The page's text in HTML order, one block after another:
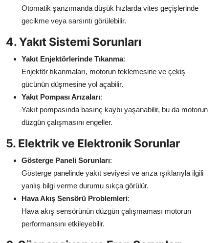
Otomatik şanzımanda düşük hızlarda vites geçişlerinde
gecikme veya sarsıntı görülebilir.
4. Yakıt Sistemi Sorunları
Yakıt Enjektörlerinde Tıkanma:
Enjektör tıkanmaları, motorun teklemesine ve çekiş
gücünün düşmesine yol açabilir.
Yakıt Pompası Arızaları:
Yakıt pompasında basınç kaybı yaşanabilir, bu da motorun
düzgün çalışmasını engeller.
5. Elektrik ve Elektronik Sorunlar
Gösterge Paneli Sorunları:
Gösterge panelinde yakıt seviyesi ve arıza ışıklarıyla ilgili
yanlış bilgi verme durumu sıkça görülür.
Hava Akış Sensörü Problemleri:
Hava akış sensörünün düzgün çalışmaması motorun
performansını etkileyebilir.